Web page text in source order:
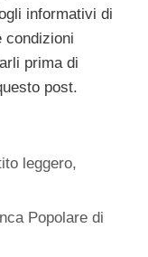
informativi di
condizioni
prima di
post.
leggero,
Popolare di